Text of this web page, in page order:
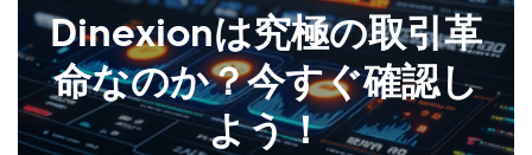
Dinexionは究極の取引革
命なのか？今すぐ確認し
よう！